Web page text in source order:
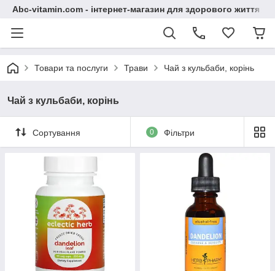
Abc-vitamin.com - інтернет-магазин для здорового життя
Товари та послуги Трави Чай з кульбаби, корінь
Чай з кульбаби, корінь
Сортування 0 Фільтри